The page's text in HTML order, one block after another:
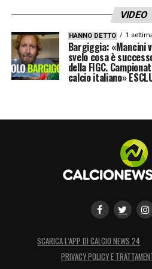
VIDEO
HANNO DETTO 1
Bargiggia: «Mancini
svelo cosa è
della FIGC.
calcio italiano»
SCARICA L’APP DI CALCIO NEWS 24
PRIVACY POLICY E